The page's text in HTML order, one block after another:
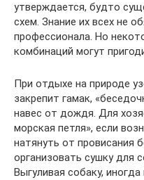
утверждается, будто
схем. Знание их всех не
профессионала. Но
комбинаций могут
При отдыхе на природе
закрепит гамак,
навес от дождя. Для
морская петля», если
натянуть от провисания
организовать сушку для
Выгуливая собаку,